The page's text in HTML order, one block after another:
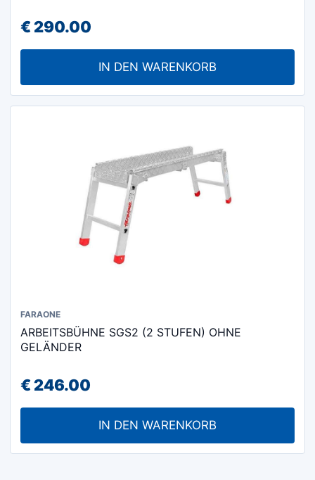
€290.00
IN DEN WARENKORB
FARAONE
ARBEITSBÜHNE SGS2 (2 STUFEN) OHNE
GELÄNDER
€246.00
IN DEN WARENKORB